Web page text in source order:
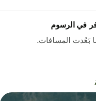
في الرسوم
بَعُدت المسافات.